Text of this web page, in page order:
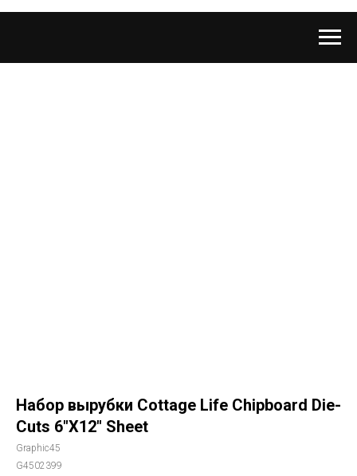
Набор вырубки Cottage Life Chipboard Die-
Cuts 6"X12" Sheet
Graphic45
G4502399